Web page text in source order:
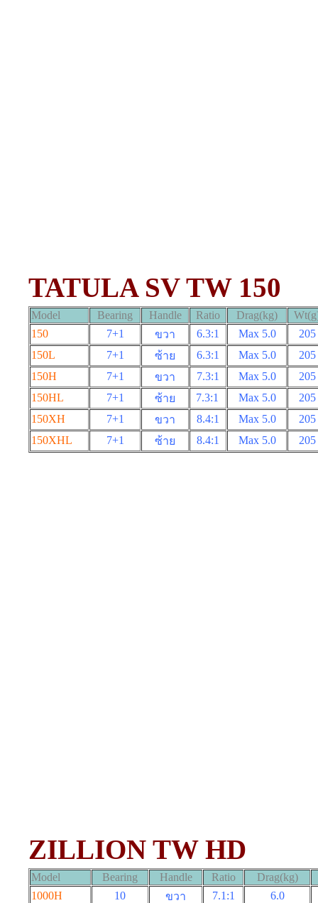
TATULA SV TW 150
Model Bearing Handle Ratio Drag(kg)
150
7+1 ขวา 6.3:1 Max 5.0
205
150L
7+1 ซ้าย 6.3:1 Max 5.0
205
150H
7+1 ขวา 7.3:1 Max 5.0
205
150HL
7+1 ซ้าย 7.3:1 Max 5.0
205
150XH
7+1 ขวา 8.4:1 Max 5.0
205
150XHL
7+1 ซ้าย 8.4:1 Max 5.0 205
ZILLION TW HD
Model Bearing Handle Ratio
Drag(kg)
1000H
10 ขวา 7.1:1
6.0